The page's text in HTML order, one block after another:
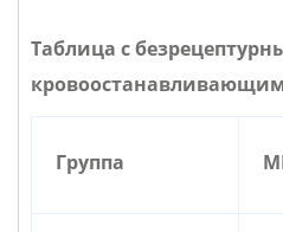
Таблица с
Группа